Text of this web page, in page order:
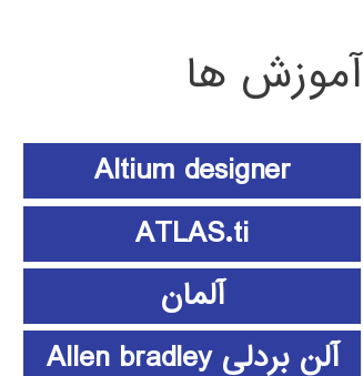
آموزش ها
Altium designer
ATLAS.ti
آلمان
آلن بردلی Allen bradley